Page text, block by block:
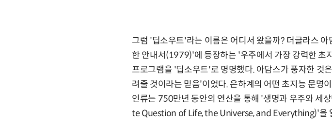
그럼 '딥소우트'라는 이름은 어디서 왔을까? 더글라스
한 안내서(1979)'에 등장하는 '우주에서 가장 강력한 초
프로그램을 '딥소우트'로 명명했다. 아담스가 풍자한 것
려줄 것이라는 믿음'이었다. 은하계의 어떤 초지능 문명
인류는 750만년 동안의 연산을 통해 '생명과 우주와
te Question of Life, the Universe, and Everything)'을